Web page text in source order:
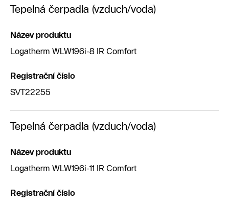
Tepelná čerpadla (vzduch/voda)
Název produktu
Logatherm WLW196i-8 IR Comfort
Registrační číslo
SVT22255
Tepelná čerpadla (vzduch/voda)
Název produktu
Logatherm WLW196i-11 IR Comfort
Registrační číslo